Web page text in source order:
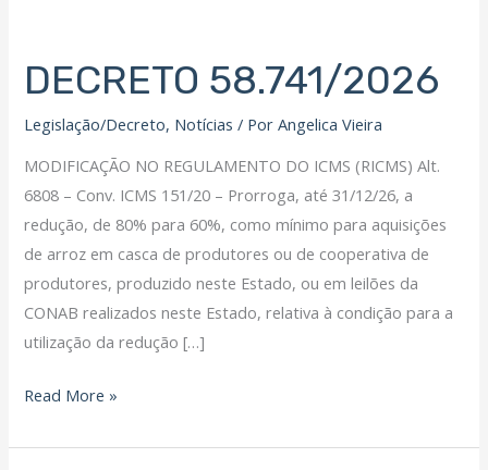
Serviços
Assessoria Juridica
Convênios
Vagas/Oportunidades
Cursos
Links
Contato
DECRETO 58.741/2026
Legislação/Decreto, Notícias / PorAngelica Vieira
MODIFICAÇÃO NO REGULAMENTO DO ICMS (RICMS) Alt.
6808 – Conv. ICMS 151/20 – Prorroga, até 31/12/26, a
redução, de 80% para 60%, como mínimo para aquisições
de arroz em casca de produtores ou de cooperativa de
produtores, produzido neste Estado, ou em leilões da
CONAB realizados neste Estado, relativa à condição para a
utilização da redução […]
DECRETO
58.741/2026
Read More »